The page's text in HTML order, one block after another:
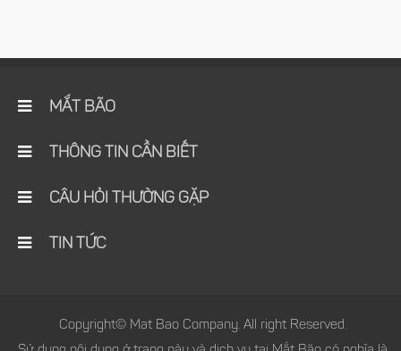
MẮT BÃO
THÔNG TIN CẦN BIẾT
CÂU HỎI THƯỜNG GẶP
TIN TỨC
Copyright© Mat Bao Company. All right Reserved.